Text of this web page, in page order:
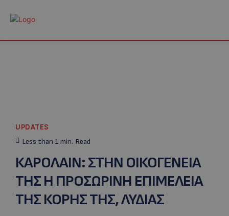
UPDATES
Less than 1 min. Read
ΚΑΡΟΛΑΙΝ: ΣΤΗΝ ΟΙΚΟΓΕΝΕΙΑ
ΤΗΣ Η ΠΡΟΣΩΡΙΝΗ ΕΠΙΜΕΛΕΙΑ
ΤΗΣ ΚΟΡΗΣ ΤΗΣ, ΛΥΔΙΑΣ